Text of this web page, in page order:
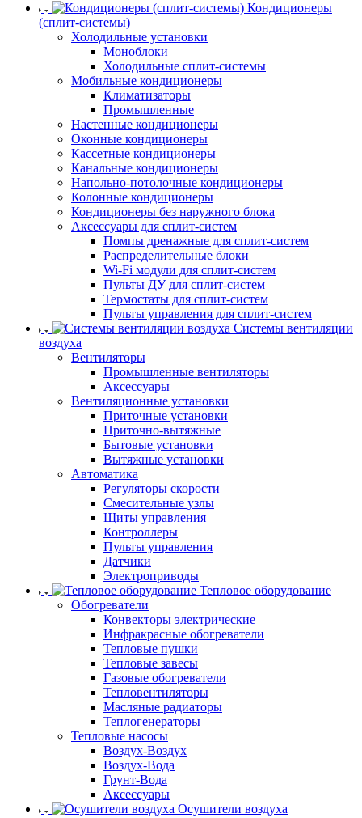
Кондиционеры
(сплит-системы)
Холодильные установки
Моноблоки
Холодильные сплит-системы
Мобильные кондиционеры
Климатизаторы
Промышленные
Настенные кондиционеры
Оконные кондиционеры
Кассетные кондиционеры
Канальные кондиционеры
Напольно-потолочные кондиционеры
Колонные кондиционеры
Кондиционеры без наружного блока
Аксессуары для сплит-систем
Помпы дренажные для сплит-систем
Распределительные блоки
Wi-Fi модули для сплит-систем
Пульты ДУ для сплит-систем
Термостаты для сплит-систем
Пульты управления для сплит-систем
Системы вентиляции
воздуха
Вентиляторы
Промышленные вентиляторы
Аксессуары
Вентиляционные установки
Приточные установки
Приточно-вытяжные
Бытовые установки
Вытяжные установки
Автоматика
Регуляторы скорости
Смесительные узлы
Щиты управления
Контроллеры
Пульты управления
Датчики
Электроприводы
Тепловое оборудование
Обогреватели
Конвекторы электрические
Инфракрасные обогреватели
Тепловые пушки
Тепловые завесы
Газовые обогреватели
Тепловентиляторы
Масляные радиаторы
Теплогенераторы
Тепловые насосы
Воздух-Воздух
Воздух-Вода
Грунт-Вода
Аксессуары
Осушители воздуха